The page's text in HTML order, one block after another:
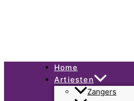
Home
Artiesten
Zangers